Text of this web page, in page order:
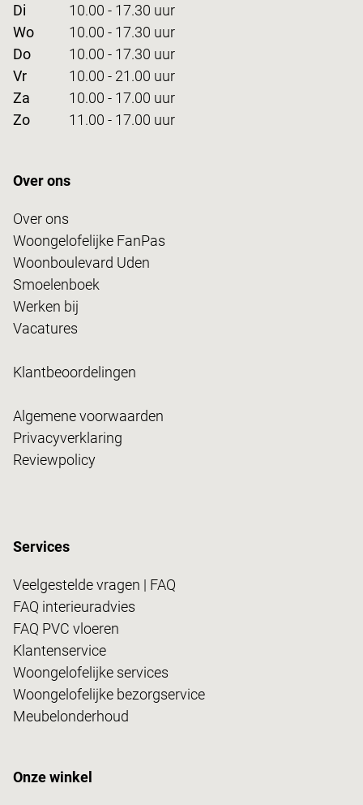
Di
10.00 - 17.30 uur
Wo
10.00 - 17.30 uur
Do
10.00 - 17.30 uur
Vr
10.00 - 21.00 uur
Za
10.00 - 17.00 uur
Zo
11.00 - 17.00 uur
Over ons
Over ons
Woongelofelijke FanPas
Woonboulevard Uden
Smoelenboek
Werken bij
Vacatures
Klantbeoordelingen
Algemene voorwaarden
Privacyverklaring
Reviewpolicy
Services
Veelgestelde vragen | FAQ
FAQ interieuradvies
FAQ PVC vloeren
Klantenservice
Woongelofelijke services
Woongelofelijke bezorgservice
Meubelonderhoud
Onze winkel